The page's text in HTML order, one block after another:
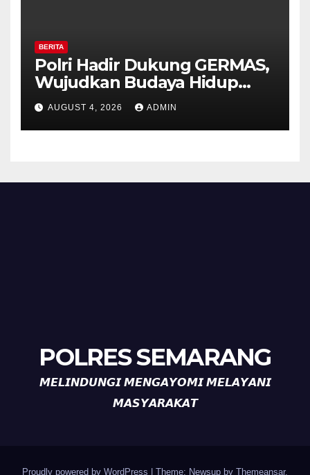
BERITA
Polri Hadir Dukung GERMAS,
Wujudkan Budaya Hidup
Sehat di Kecamatan Pabelan
AUGUST 4, 2026 ADMIN
POLRES SEMARANG
𝙈𝙀𝙇𝙄𝙉𝘿𝙐𝙉𝙂𝙄 𝙈𝙀𝙉𝙂𝘼𝙔𝙊𝙈𝙄 𝙈𝙀𝙇𝘼𝙔𝘼𝙉𝙄
𝙈𝘼𝙎𝙔𝘼𝙍𝘼𝙆𝘼𝙏
Proudly powered by WordPress Theme: Newsup by Themeansar.